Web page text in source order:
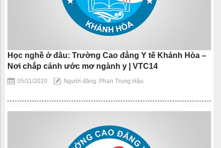
Học nghề ở đâu: Trường Cao đẳng Y tế Khánh Hòa –
Nơi chắp cánh ước mơ ngành y | VTC14
05/11/2020 Người đăng: Phan Trung Hậu